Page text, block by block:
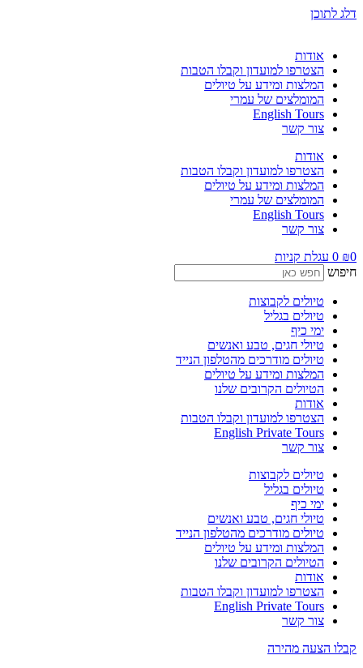
דלג לתוכן
אודות
הצטרפו למועדון וקבלו הטבות
המלצות ומידע על טיולים
המומלצים של עמרי
English Tours
צור קשר
אודות
הצטרפו למועדון וקבלו הטבות
המלצות ומידע על טיולים
המומלצים של עמרי
English Tours
צור קשר
₪
0 עגלת קניות
חיפוש
טיולים לקבוצות
טיולים בגליל
ימי כיף
טיולי חגים, טבע ואנשים
טיולים מודרכים מהטלפון הנייד
המלצות ומידע על טיולים
הטיולים הקרובים שלנו
אודות
הצטרפו למועדון וקבלו הטבות
English Private Tours
צור קשר
טיולים לקבוצות
טיולים בגליל
ימי כיף
טיולי חגים, טבע ואנשים
טיולים מודרכים מהטלפון הנייד
המלצות ומידע על טיולים
הטיולים הקרובים שלנו
אודות
הצטרפו למועדון וקבלו הטבות
English Private Tours
צור קשר
קבלו הצעה מהירה